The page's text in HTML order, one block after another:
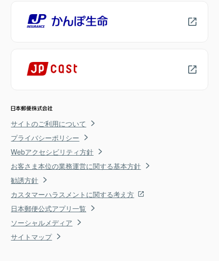
サイトのご利用について
プライバシーポリシー
Webアクセシビリティ方針
お客さま本位の業務運営に関する基本方針
勧誘方針
カスタマーハラスメントに関する考え方
日本郵便公式アプリ一覧
ソーシャルメディア
サイトマップ